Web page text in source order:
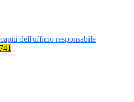
dell'ufficio responsabile
741